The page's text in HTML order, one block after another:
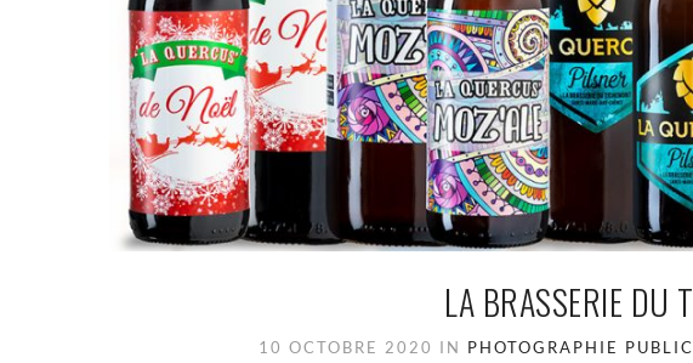
LA BRASSERIE DU
10 OCTOBRE 2020 IN PHOTOGRAPHIE